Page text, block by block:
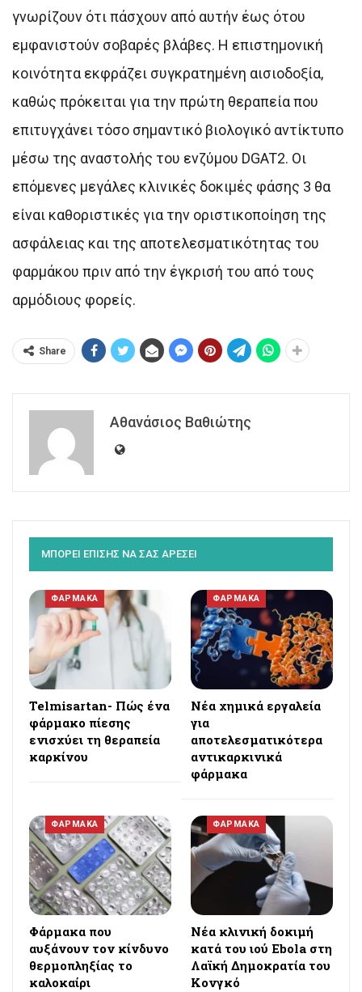
γνωρίζουν ότι πάσχουν από αυτήν έως ότου
εμφανιστούν σοβαρές βλάβες. Η επιστημονική
κοινότητα εκφράζει συγκρατημένη αισιοδοξία,
καθώς πρόκειται για την πρώτη θεραπεία που
επιτυγχάνει τόσο σημαντικό βιολογικό αντίκτυπο
μέσω της αναστολής του ενζύμου DGAT2. Οι
επόμενες μεγάλες κλινικές δοκιμές φάσης 3 θα
είναι καθοριστικές για την οριστικοποίηση της
ασφάλειας και της αποτελεσματικότητας του
φαρμάκου πριν από την έγκρισή του από τους
αρμόδιους φορείς.
Share
Αθανάσιος Βαθιώτης
ΜΠΟΡΕΙ ΕΠΙΣΗΣ ΝΑ ΣΑΣ ΑΡΕΣΕΙ
ΦΑΡΜΑΚΑ
Telmisartan- Πώς ένα
φάρμακο πίεσης
ενισχύει τη θεραπεία
καρκίνου
ΦΑΡΜΑΚΑ
Νέα χημικά εργαλεία
για
αποτελεσματικότερα
αντικαρκινικά
φάρμακα
ΦΑΡΜΑΚΑ
Φάρμακα που
αυξάνουν τον κίνδυνο
θερμοπληξίας το
καλοκαίρι
ΦΑΡΜΑΚΑ
Νέα κλινική δοκιμή
κατά του ιού Ebola στη
Λαϊκή Δημοκρατία του
Κονγκό